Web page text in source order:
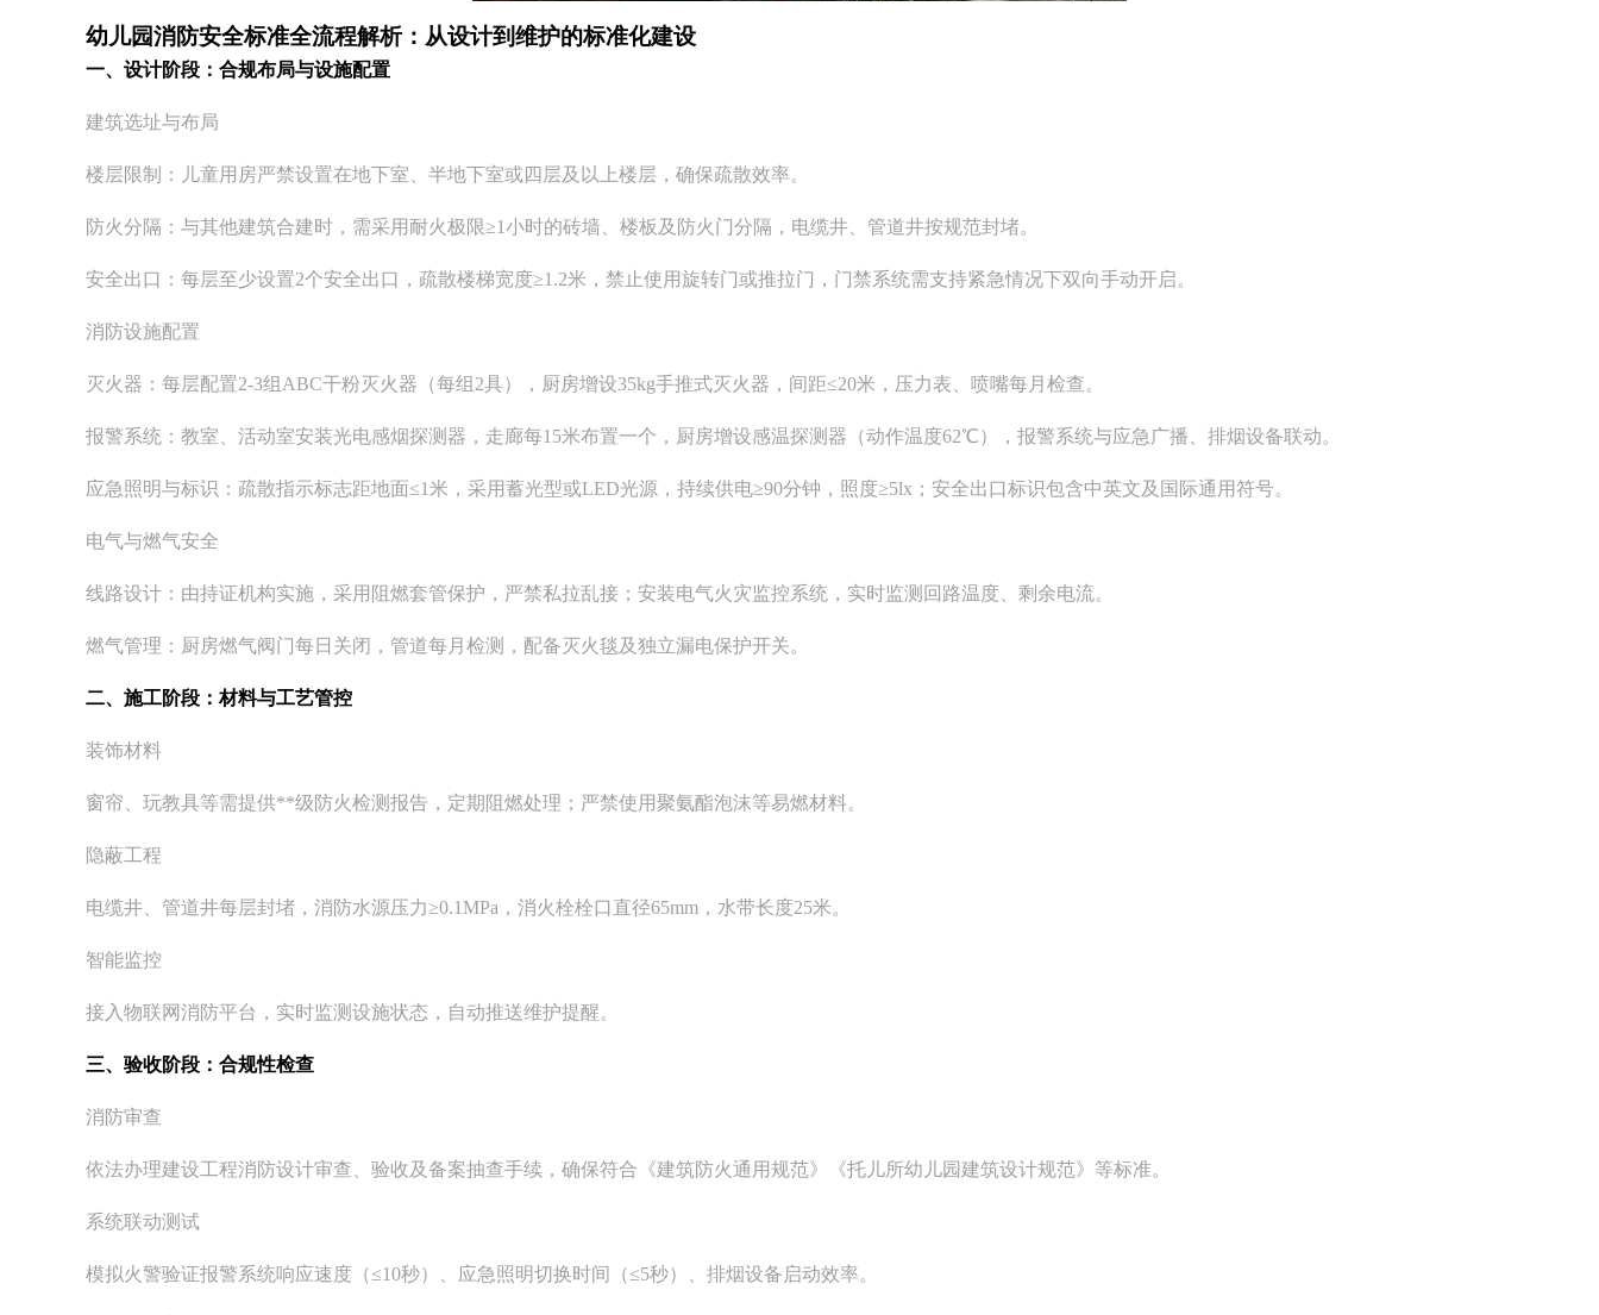
幼儿园消防安全标准全流程解析：从设计到维护的标准化建设
一、设计阶段：合规布局与设施配置
建筑选址与布局
楼层限制：儿童用房严禁设置在地下室、半地下室或四层及以上楼层，确保疏散效率。
防火分隔：与其他建筑合建时，需采用耐火极限≥1小时的砖墙、楼板及防火门分隔，电缆井、管道井按规范封堵。
安全出口：每层至少设置2个安全出口，疏散楼梯宽度≥1.2米，禁止使用旋转门或推拉门，门禁系统需支持紧急情况下双向手动开启。
消防设施配置
灭火器：每层配置2-3组ABC干粉灭火器（每组2具），厨房增设35kg手推式灭火器，间距≤20米，压力表、喷嘴每月检查。
报警系统：教室、活动室安装光电感烟探测器，走廊每15米布置一个，厨房增设感温探测器（动作温度62℃），报警系统与应急广播、排烟设备联动。
应急照明与标识：疏散指示标志距地面≤1米，采用蓄光型或LED光源，持续供电≥90分钟，照度≥5lx；安全出口标识包含中英文及国际通用符号。
电气与燃气安全
线路设计：由持证机构实施，采用阻燃套管保护，严禁私拉乱接；安装电气火灾监控系统，实时监测回路温度、剩余电流。
燃气管理：厨房燃气阀门每日关闭，管道每月检测，配备灭火毯及独立漏电保护开关。
二、施工阶段：材料与工艺管控
装饰材料
窗帘、玩教具等需提供**级防火检测报告，定期阻燃处理；严禁使用聚氨酯泡沫等易燃材料。
隐蔽工程
电缆井、管道井每层封堵，消防水源压力≥0.1MPa，消火栓栓口直径65mm，水带长度25米。
智能监控
接入物联网消防平台，实时监测设施状态，自动推送维护提醒。
三、验收阶段：合规性检查
消防审查
依法办理建设工程消防设计审查、验收及备案抽查手续，确保符合《建筑防火通用规范》《托儿所幼儿园建筑设计规范》等标准。
系统联动测试
模拟火警验证报警系统响应速度（≤10秒）、应急照明切换时间（≤5秒）、排烟设备启动效率。